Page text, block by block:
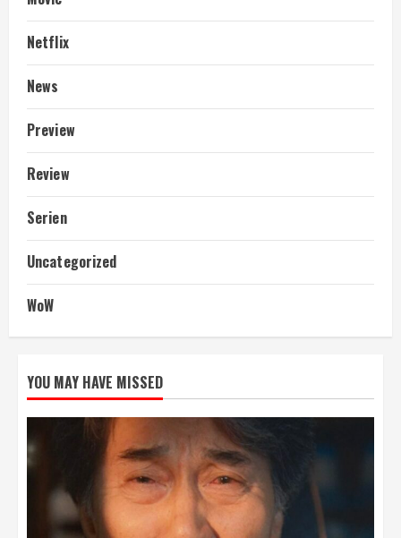
Netflix
News
Preview
Review
Serien
Uncategorized
WoW
YOU MAY HAVE MISSED